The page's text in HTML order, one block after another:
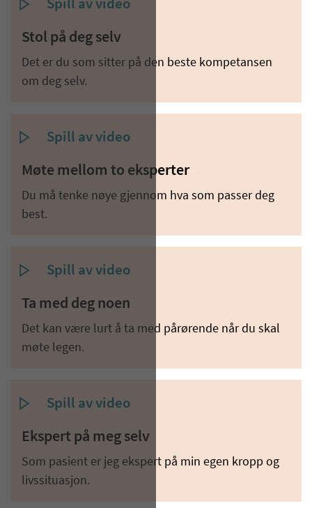
Spill av video
Stol på deg selv
Det er du som sitter på den beste kompetansen
om deg selv.
Spill av video
Møte mellom to eksperter
Du må tenke nøye gjennom hva som passer deg
best.
Spill av video
Ta med deg noen
Det kan være lurt å ta med pårørende når du skal
møte legen.
Spill av video
Ekspert på meg selv
Som pasient er jeg ekspert på min egen kropp og
livssituasjon.